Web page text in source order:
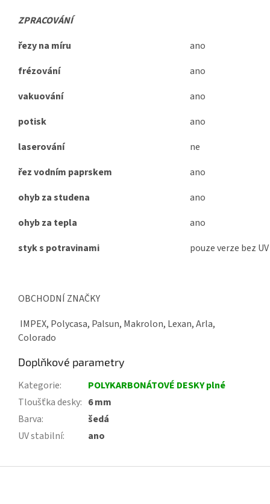
ZPRACOVÁNÍ
řezy na míru
ano
frézování
ano
vakuování
ano
potisk
ano
laserování
ne
řez vodním paprskem
ano
ohyb za studena
ano
ohyb za tepla
ano
styk s potravinami
pouze verze bez UV
OBCHODNÍ ZNAČKY
IMPEX, Polycasa, Palsun, Makrolon, Lexan, Arla,
Colorado
Doplňkové parametry
Kategorie:
POLYKARBONÁTOVÉ DESKY plné
Tloušťka desky: 6 mm
Barva:
šedá
UV stabilní: ano